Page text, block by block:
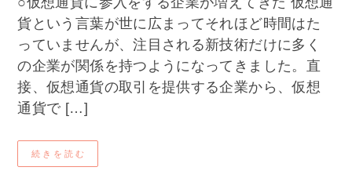
貨という言葉が世に広まってそれほど時間はた
っていませんが、注目される新技術だけに多く
の企業が関係を持つようになってきました。直
接、仮想通貨の取引を提供する企業から、仮想
通貨で […]
続きを読む